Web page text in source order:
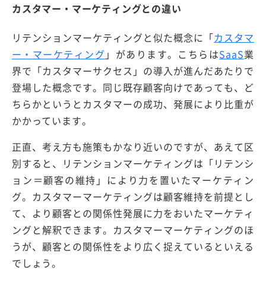
カスタマー・マーケティングとの違い
リテンションマーケティングと似た概念に「カスタマ
ー・マーケティング 」があります。こちらはSaaS業
界で「カスタマーサクセス」の導入が進んだあたりで
登場した概念です。同じ既存顧客向けであっても、ど
ちらかというとカスタマーの成功、発展により比重が
かかっています。
正直、考え方も施策もかなり近いのですが、あえて区
別すると、リテンションマーケティングは「リテンシ
ョン＝顧客の維持」により力を置いたマーケティン
グ。カスタマーマーケティングは顧客維持を前提とし
て、より顧客との関係性発展に力をおいたマーケティ
ングと解釈できます。カスタマーマーケティングのほ
うが、顧客との関係性をより広く捉えているといえる
でしょう。